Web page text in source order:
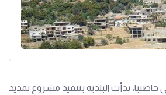
حاصبيا، بدأت البلدية بتنفيذ مشروع تمديد